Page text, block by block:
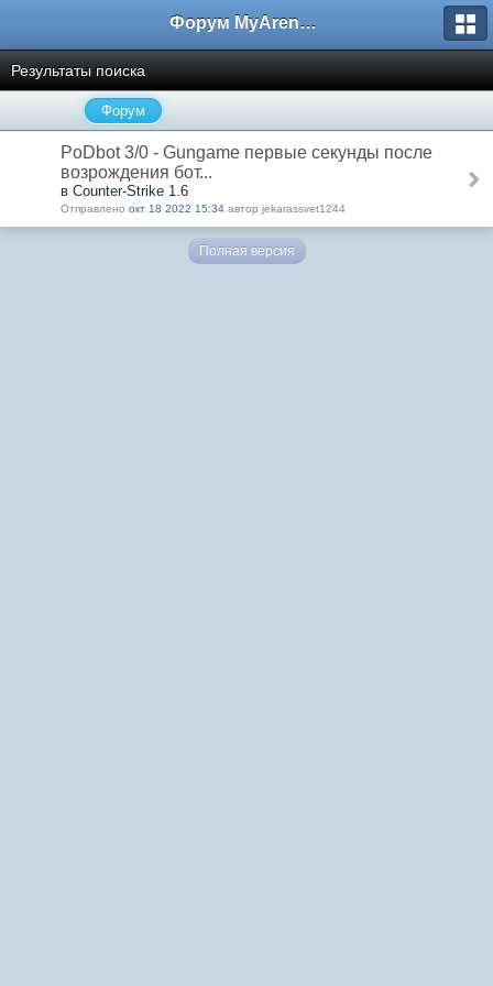
Форум MyArena.ru
Результаты поиска
Форум
PoDbot 3/0 - Gungame первые секунды после
возрождения бот...
в Counter-Strike 1.6
Отправлено окт 18 2022 15:34 автор jekarassvet1244
Полная версия